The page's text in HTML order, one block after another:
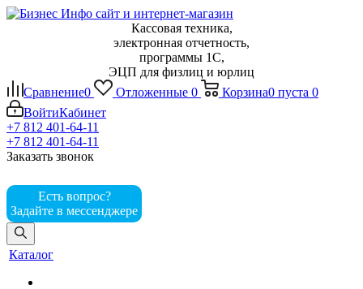
Кассовая техника,
электронная отчетность,
программы 1С,
ЭЦП для физлиц и юрлиц
Сравнение0 Отложенные 0 Корзина0 пуста 0
ВойтиКабинет
+7 812 401-64-11
+7 812 401-64-11
Заказать звонок
Есть вопрос?
Задайте в мессенджере
Каталог